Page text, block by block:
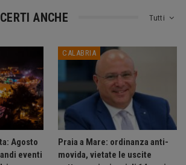
Tutti
ANCHE
Agosto
eventi
CALABRIA
Praia a Mare: ordinanza anti-
movida, vietate le uscite